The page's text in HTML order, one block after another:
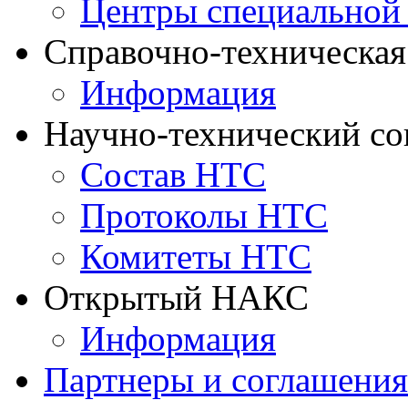
Центры
Справочно-
Информация
Научно-технический
Состав НТС
Протоколы НТС
Комитеты НТС
Открытый НАКС
Информация
Партнеры и соглашения